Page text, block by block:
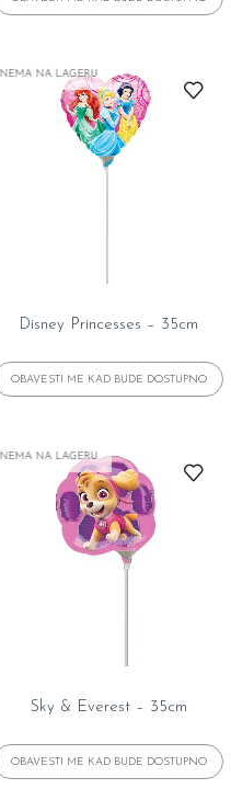
NEMA NA LAGERU
Disney Princesses – 35cm
NEMA NA LAGERU
Sky & Everest – 35cm